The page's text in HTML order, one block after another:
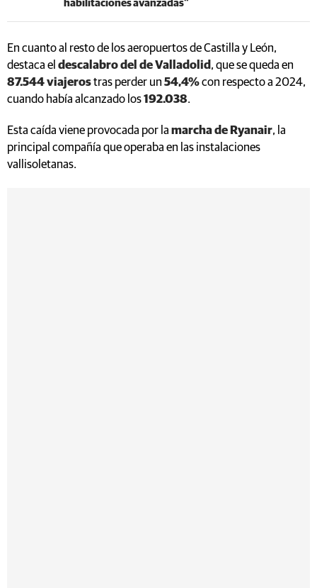
habilitaciones avanzadas"
En cuanto al resto de los aeropuertos de Castilla y León,
destaca el descalabro del de Valladolid , que se queda en
87.544 viajerostras perder un 54,4%con respecto a 2024,
cuando había alcanzado los192.038.
Esta caída viene provocada por la marcha de Ryanair, la
principal compañía que operaba en las instalaciones
vallisoletanas.